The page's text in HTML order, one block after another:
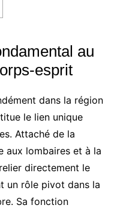
au
esprit
dans la région
le lien unique
Attaché de la
aux lombaires et à la
directement le
un rôle pivot dans la
Sa fonction